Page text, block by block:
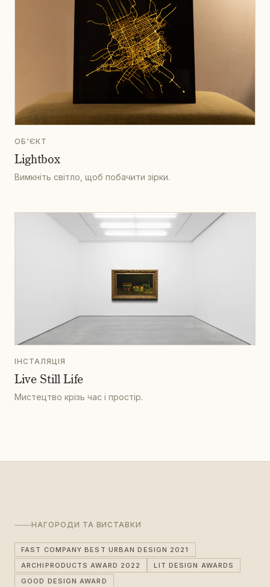
ОБ'ЄКТ
Lightbox
Вимкніть світло, щоб побачити зірки.
ІНСТАЛЯЦІЯ
Live Still Life
Мистецтво крізь час і простір.
НАГОРОДИ ТА ВИСТАВКИ
FAST COMPANY BEST URBAN DESIGN 2021
ARCHIPRODUCTS AWARD 2022
LIT DESIGN AWARDS
GOOD DESIGN AWARD